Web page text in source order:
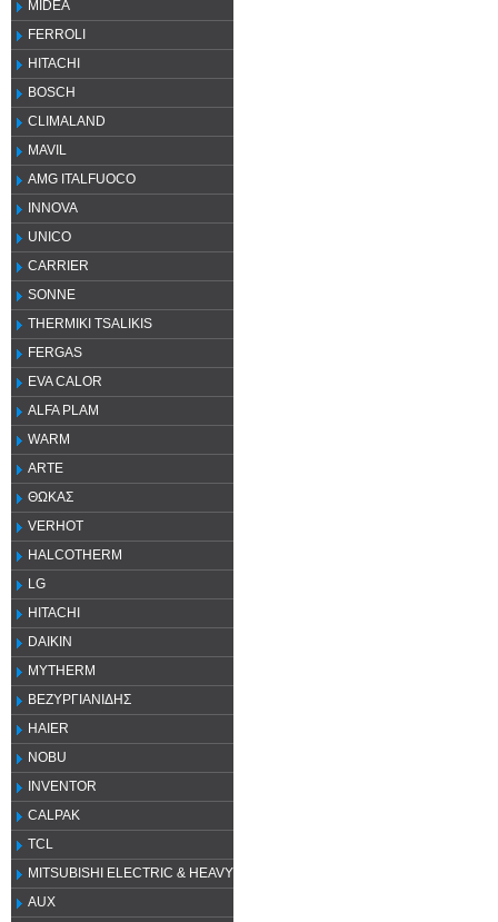
MIDEA
FERROLI
HITACHI
BOSCH
CLIMALAND
MAVIL
AMG ITALFUOCO
INNOVA
UNICO
CARRIER
SONNE
THERMIKI TSALIKIS
FERGAS
EVA CALOR
ALFA PLAM
WARM
ARTE
ΘΩΚΑΣ
VERHOT
HALCOTHERM
LG
HITACHI
DAIKIN
MYTHERM
ΒΕΖΥΡΓΙΑΝΙΔΗΣ
HAIER
NOBU
INVENTOR
CALPAK
TCL
MITSUBISHI ELECTRIC & HEAVY
AUX